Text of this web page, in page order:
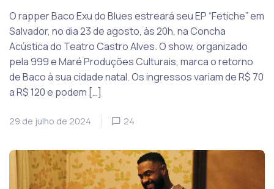
O rapper Baco Exu do Blues estreará seu EP “Fetiche” em
Salvador, no dia 23 de agosto, às 20h, na Concha
Acústica do Teatro Castro Alves. O show, organizado
pela 999 e Maré Produções Culturais, marca o retorno
de Baco à sua cidade natal. Os ingressos variam de R$ 70
a R$ 120 e podem […]
29 de julho de 2024 24